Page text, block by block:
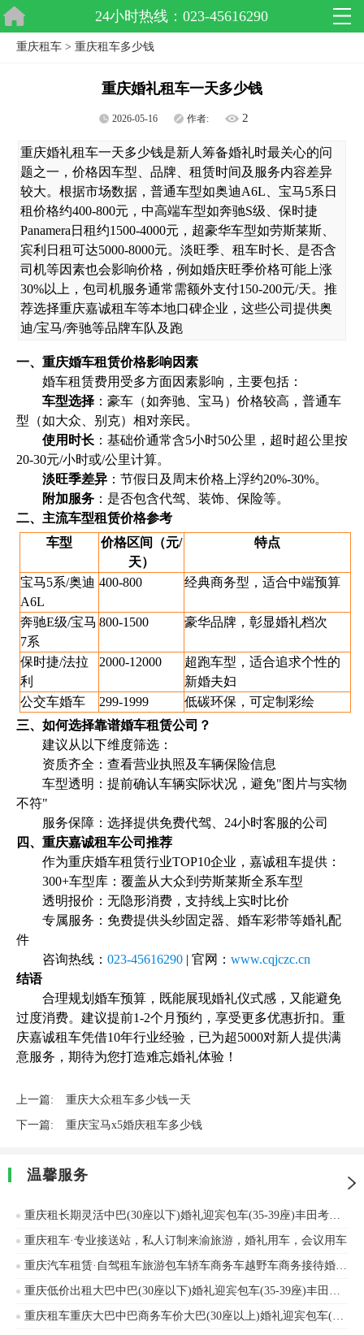
24小时热线：023-45616290
重庆租车 > 重庆租车多少钱
重庆婚礼租车一天多少钱
2026-05-16 作者: 2
重庆婚礼租车一天多少钱是新人筹备婚礼时最关心的问
题之一，价格因车型、品牌、租赁时间及服务内容差异
较大。根据市场数据，普通车型如奥迪A6L、宝马5系日
租价格约400-800元，中高端车型如奔驰S级、保时捷
Panamera日租约1500-4000元，超豪华车型如劳斯莱斯、
宾利日租可达5000-8000元。淡旺季、租车时长、是否含
司机等因素也会影响价格，例如婚庆旺季价格可能上涨
30%以上，包司机服务通常需额外支付150-200元/天。推
荐选择重庆嘉诚租车等本地口碑企业，这些公司提供奥
迪/宝马/奔驰等品牌车队及跑
一、重庆婚车租赁价格影响因素
婚车租赁费用受多方面因素影响，主要包括：
车型选择 ：豪车（如奔驰、宝马）价格较高，普通车
型（如大众、别克）相对亲民。
使用时长 ：基础价通常含5小时50公里，超时超公里按
20-30元/小时或/公里计算。
淡旺季差异 ：节假日及周末价格上浮约20%-30%。
附加服务 ：是否包含代驾、装饰、保险等。
二、主流车型租赁价格参考
车型
价格区间（元/
天）
特点
宝马5系/奥迪
A6L
400-800 经典商务型，适合中端预算
奔驰E级/宝马
7系
800-1500 豪华品牌，彰显婚礼档次
保时捷/法拉
利
2000-12000
超跑车型，适合追求个性的
新婚夫妇
公交车婚车
299-1999
低碳环保，可定制彩绘
三、如何选择靠谱婚车租赁公司？
建议从以下维度筛选：
资质齐全：查看营业执照及车辆保险信息
车型透明：提前确认车辆实际状况，避免"图片与实物
不符"
服务保障：选择提供免费代驾、24小时客服的公司
四、重庆嘉诚租车公司推荐
作为重庆婚车租赁行业TOP10企业，嘉诚租车提供：
300+车型库：覆盖从大众到劳斯莱斯全系车型
透明报价：无隐形消费，支持线上实时比价
专属服务：免费提供头纱固定器、婚车彩带等婚礼配
件
咨询热线： 023-45616290 | 官网： www.cqjczc.cn
结语
合理规划婚车预算，既能展现婚礼仪式感，又能避免
过度消费。建议提前1-2个月预约，享受更多优惠折扣。重
庆嘉诚租车凭借10年行业经验，已为超5000对新人提供满
意服务，期待为您打造难忘婚礼体验！
上一篇: 重庆大众租车多少钱一天
下一篇: 重庆宝马x5婚庆租车多少钱
温馨服务
重庆租长期灵活中巴(30座以下)婚礼迎宾包车(35-39座)丰田考斯特
重庆租车·专业接送站，私人订制来渝旅游，婚礼用车，会议用车
重庆汽车租赁·自驾租车旅游包车轿车商务车越野车商务接待婚礼用车摆展
重庆低价出租大巴中巴(30座以下)婚礼迎宾包车(35-39座)丰田考斯特、金龙客车等车辆出租
重庆租车重庆大巴中巴商务车价大巴(30座以上)婚礼迎宾包车(39-45座)安凯客车车辆出租